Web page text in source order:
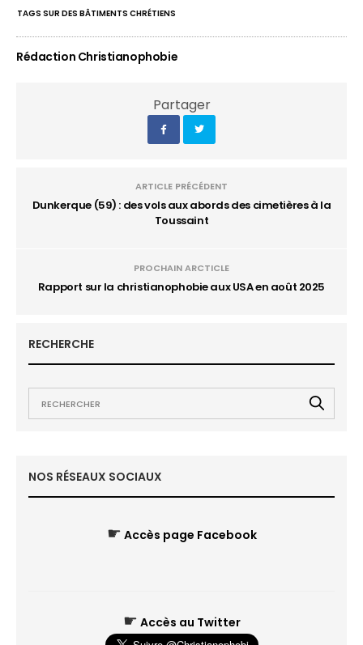
TAGS SUR DES BÂTIMENTS CHRÉTIENS
Rédaction Christianophobie
Partager
ARTICLE PRÉCÉDENT
Dunkerque (59) : des vols aux abords des cimetières à la
Toussaint
PROCHAIN ARCTICLE
Rapport sur la christianophobie aux USA en août 2025
RECHERCHE
NOS RÉSEAUX SOCIAUX
☛ Accès page Facebook
☛ Accès au Twitter